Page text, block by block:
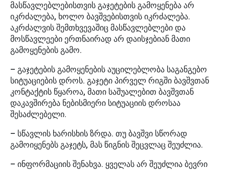
მასწავლებლებისთვის გაჯეტების გამოყენება არ
იკრძალება, ხოლო ბავშვებისთვის იკრძალება.
აკრძალვის შემთხვევაშიც მასწავლებლები და
მოსწავლეები ერთნაირად არ დაისჯებიან მათი
გამოყენების გამო.
– გაჯეტების გამოყენების აუცილებლობა საგანგებო
სიტუაციების დროს. გაჯეტი პირველ რიგში ბავშვთან
კონტაქტის წყაროა, მათი საშუალებით ბავშვთან
დაკავშირება ნებისმიერი სიტუაციის დროსაა
შესაძლებელი.
– სწავლის ხარისხის ზრდა. თუ ბავშვი სწორად
გამოიყენებს გაჯეტს, მას წიგნის შეცვლაც შეუძლია.
– ინფორმაციის შენახვა. ყველას არ შეუძლია ბევრი